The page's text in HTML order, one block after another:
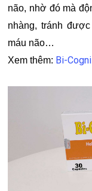
não, nhờ đó mà
nhàng, tránh
máu não…
Xem thêm: Bi-